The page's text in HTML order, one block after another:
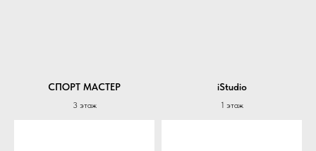
СПОРТ МАСТЕР
3 этаж
iStudio
1 этаж